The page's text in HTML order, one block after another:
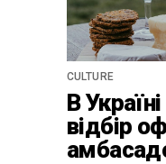
CULTURE
В
відбір